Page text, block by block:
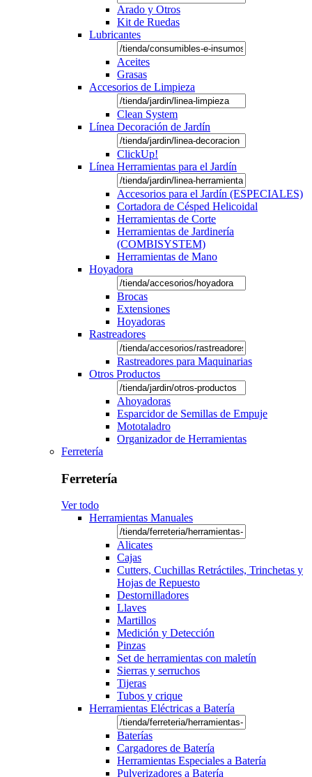
Arado y Otros
Kit de Ruedas
Lubricantes
Aceites
Grasas
Accesorios de Limpieza
Clean System
Línea Decoración de Jardín
ClickUp!
Línea Herramientas para el Jardín
Accesorios para el Jardín (ESPECIALES)
Cortadora de Césped Helicoidal
Herramientas de Corte
Herramientas de Jardinería
(COMBISYSTEM)
Herramientas de Mano
Hoyadora
Brocas
Extensiones
Hoyadoras
Rastreadores
Rastreadores para Maquinarias
Otros Productos
Ahoyadoras
Esparcidor de Semillas de Empuje
Mototaladro
Organizador de Herramientas
Ferretería
Ferretería
Ver todo
Herramientas Manuales
Alicates
Cajas
Cutters, Cuchillas Retráctiles, Trinchetas y
Hojas de Repuesto
Destornilladores
Llaves
Martillos
Medición y Detección
Pinzas
Set de herramientas con maletín
Sierras y serruchos
Tijeras
Tubos y crique
Herramientas Eléctricas a Batería
Baterías
Cargadores de Batería
Herramientas Especiales a Batería
Pulverizadores a Batería